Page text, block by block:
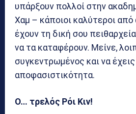
υπάρξουν πολλοί στην
Χαμ – κάποιοι καλύτεροι
έχουν τη δική σου
να τα καταφέρουν. Μείνε,
συγκεντρωμένος και να έχεις
αποφασιστικότητα.
Ο… τρελός Ρόι Κιν!